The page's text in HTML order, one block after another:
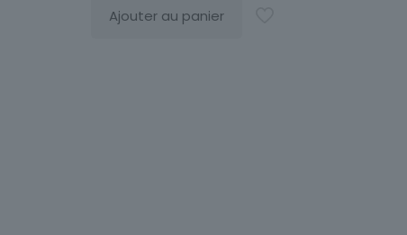
Ajouter au panier